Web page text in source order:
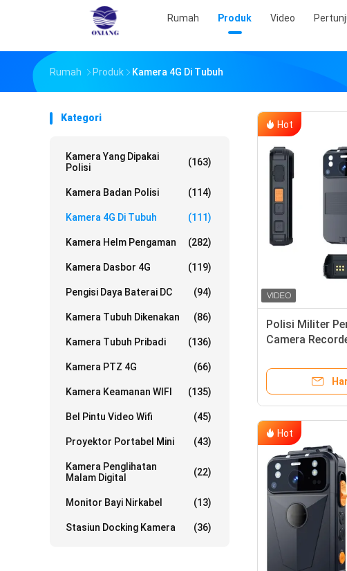
Rumah Produk Video
Rumah Produk Kamera 4G Di Tubuh
Kategori
Kamera Yang Dipakai
Polisi
(163)
Kamera Badan Polisi (114)
Kamera 4G Di Tubuh (111)
Kamera Helm Pengaman (282)
Kamera Dasbor 4G (119)
Pengisi Daya Baterai DC (94)
Kamera Tubuh Dikenakan (86)
Kamera Tubuh Pribadi (136)
Kamera PTZ 4G (66)
Kamera Keamanan WIFI (135)
Bel Pintu Video Wifi (45)
Proyektor Portabel Mini (43)
Kamera Penglihatan
Malam Digital
(22)
Monitor Bayi Nirkabel (13)
Stasiun Docking Kamera (36)
Hot
Polisi Militer
Camera
Hot